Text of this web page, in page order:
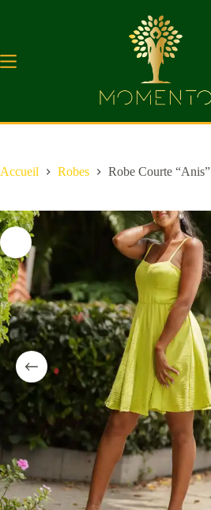
Accueil Robes Robe Courte “Anis”